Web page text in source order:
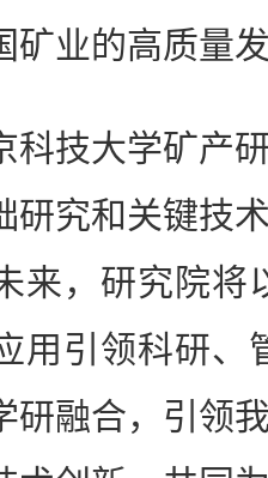
矿业的高质量
技大学矿产研
研究和关键技
来，研究院将
用引领科研、
研融合，引领